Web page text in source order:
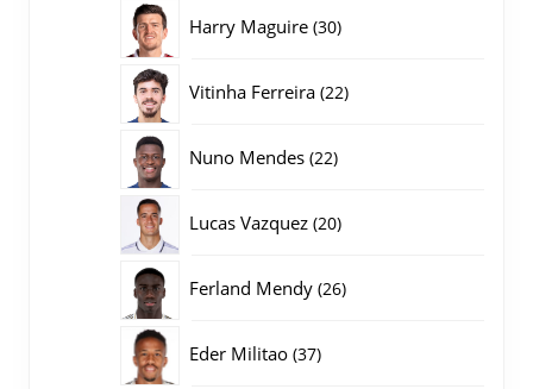
Harry Maguire 3030
Vitinha Ferreira 2222
Nuno Mendes 2222
Lucas Vazquez 2020
Ferland Mendy 2626
Eder Militao 3737